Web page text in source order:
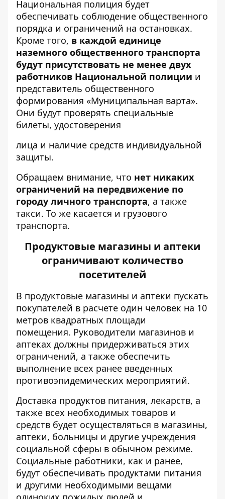
Национальная полиция будет
обеспечивать соблюдение общественного
порядка и ограничений на остановках.
Кроме того, в каждой единице
наземного общественного транспорта
будут присутствовать не менее двух
работников Национальной полиции и
представитель общественного
формирования «Муниципальная варта».
Они будут проверять специальные
билеты, удостоверения
лица и наличие средств индивидуальной
защиты.
Обращаем внимание, что нет никаких
ограничений на передвижение по
городу личного транспорта, а также
такси. То же касается и грузового
транспорта.
Продуктовые магазины и аптеки
ограничивают количество
посетителей
В продуктовые магазины и аптеки пускать
покупателей в расчете один человек на 10
метров квадратных площади
помещения. Руководители магазинов и
аптеках должны придерживаться этих
ограничений, а также обеспечить
выполнение всех ранее введенных
противоэпидемических мероприятий.
Доставка продуктов питания, лекарств, а
также всех необходимых товаров и
средств будет осуществляться в магазины,
аптеки, больницы и другие учреждения
социальной сферы в обычном режиме.
Социальные работники, как и ранее,
будут обеспечивать продуктами питания
и другими необходимыми вещами